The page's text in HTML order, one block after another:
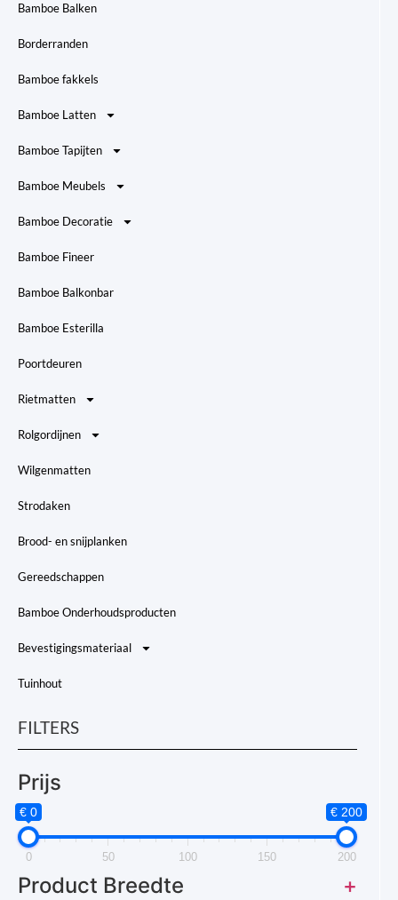
Bamboe Balken
Borderranden
Bamboe fakkels
Bamboe Latten
Bamboe Tapijten
Bamboe Meubels
Bamboe Decoratie
Bamboe Fineer
Bamboe Balkonbar
Bamboe Esterilla
Poortdeuren
Rietmatten
Rolgordijnen
Wilgenmatten
Strodaken
Brood- en snijplanken
Gereedschappen
Bamboe Onderhoudsproducten
Bevestigingsmateriaal
Tuinhout
FILTERS
Prijs
€ 0 € 200
0 50 100 150 200
Product Breedte
+